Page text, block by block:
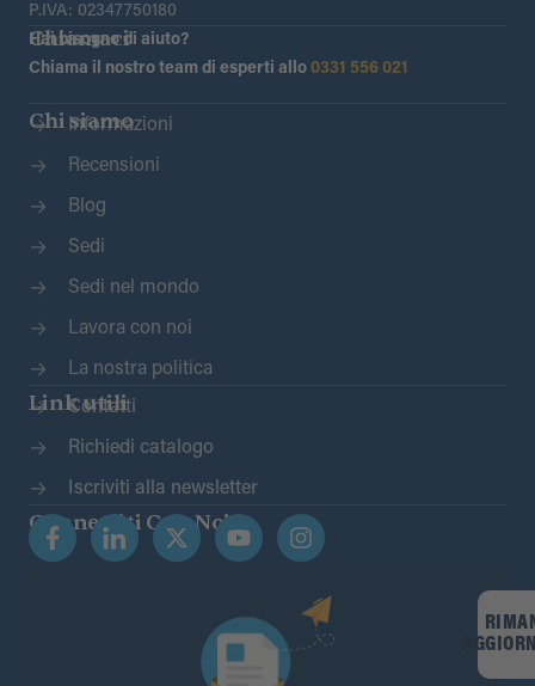
P.IVA: 02347750180
Chiamaci
Hai bisogno di aiuto?
Chiama il nostro team di esperti allo 0331 556 021
Chi siamo
Informazioni
Recensioni
Blog
Sedi
Sedi nel mondo
Lavora con noi
La nostra politica
Link utili
Contatti
Richiedi catalogo
Iscriviti alla newsletter
Connettiti Con Noi